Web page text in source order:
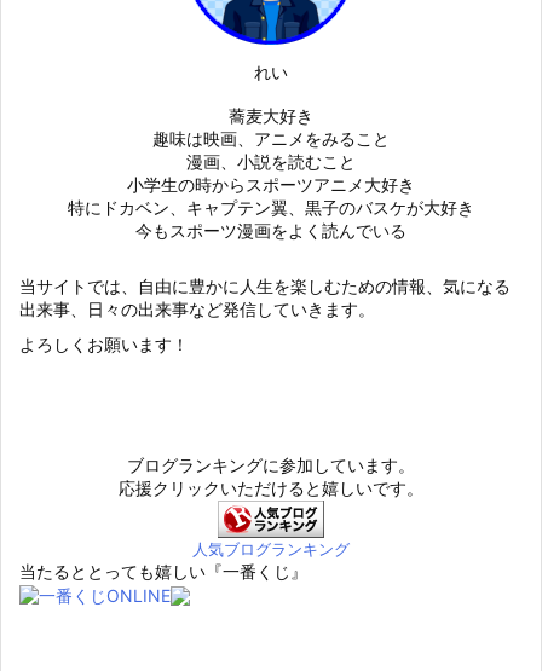
れい
蕎麦大好き
趣味は映画、アニメをみること
漫画、小説を読むこと
小学生の時からスポーツアニメ大好き
特にドカベン、キャプテン翼、黒子のバスケが大好き
今もスポーツ漫画をよく読んでいる
当サイトでは、自由に豊かに人生を楽しむための情報、気になる
出来事、日々の出来事など発信していきます。
よろしくお願います！
ブログランキングに参加しています。
応援クリックいただけると嬉しいです。
人気ブログランキング
当たるととっても嬉しい『一番くじ』